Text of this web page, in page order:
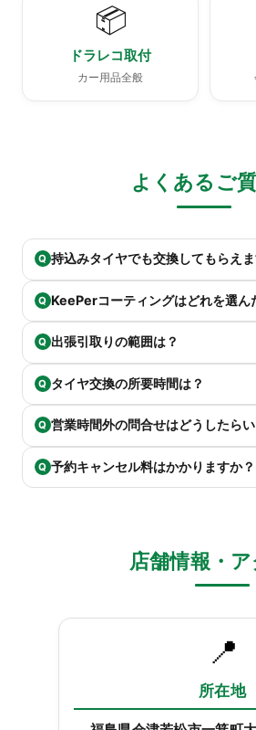
📦
ドラレコ取付
カー用品全般
よくあるご
Q 持込みタイヤでも交換してもらえま
Q KeePerコーティングはどれを選ん
Q 出張引取りの範囲は？
Q タイヤ交換の所要時間は？
Q 営業時間外の問合せはどうしたら
Q 予約キャンセル料はかかりますか？
店舗情報・
📍
所在地